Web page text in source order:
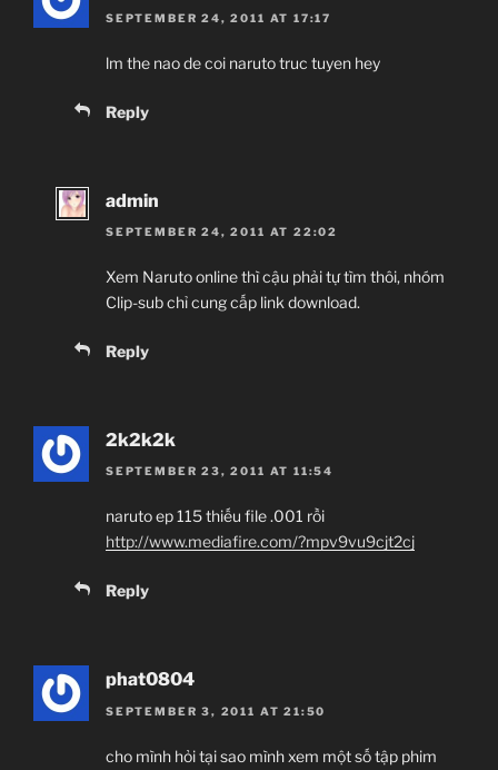
SEPTEMBER 24, 2011 AT 17:17
lm the nao de coi naruto truc tuyen hey
Reply
admin
SEPTEMBER 24, 2011 AT 22:02
Xem Naruto online thì cậu phải tự tìm thôi, nhóm
Clip-sub chỉ cung cấp link download.
Reply
2k2k2k
SEPTEMBER 23, 2011 AT 11:54
naruto ep 115 thiếu file .001 rồi
http://www.mediafire.com/?mpv9vu9cjt2cj
Reply
phat0804
SEPTEMBER 3, 2011 AT 21:50
cho mình hỏi tại sao mình xem một số tập phim